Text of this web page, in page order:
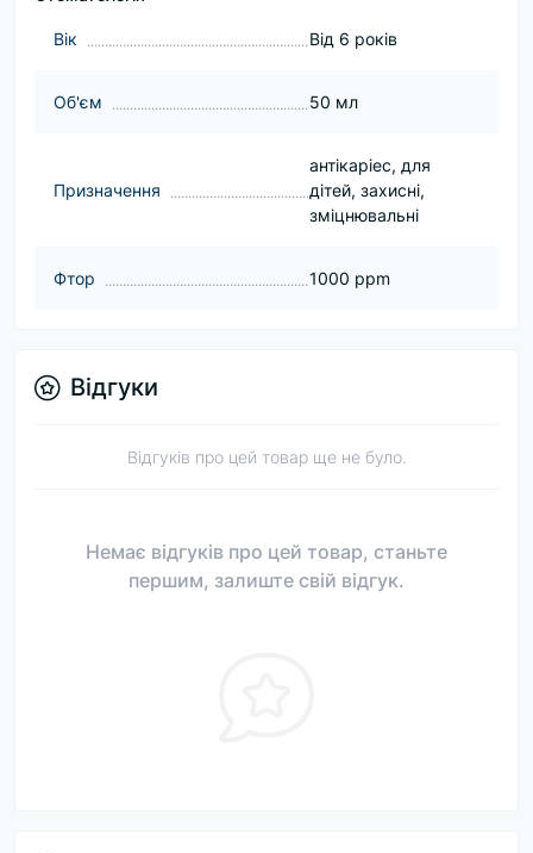
Вік Від 6 років
Об'єм 50 мл
Призначення
антікаріес, для
дітей, захисні,
зміцнювальні
Фтор 1000 ppm
Відгуки
Відгуків про цей товар ще не було.
Немає відгуків про цей товар, станьте
першим, залиште свій відгук.